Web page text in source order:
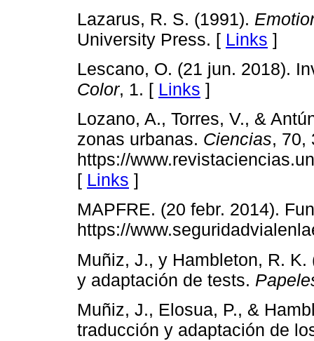
Lazarus, R. S. (1991).
University Press. [ Links ]
Lescano, O. (21 jun. 2018).
Color, 1. [ Links ]
Lozano, A., Torres, V., &
zonas urbanas. Ciencias, 70,
https://
[ Links ]
MAPFRE. (20 febr. 2014).
https://
Muñiz, J., y Hambleton, R.
y adaptación de tests.
Muñiz, J., Elosua, P., &
traducción y adaptación de